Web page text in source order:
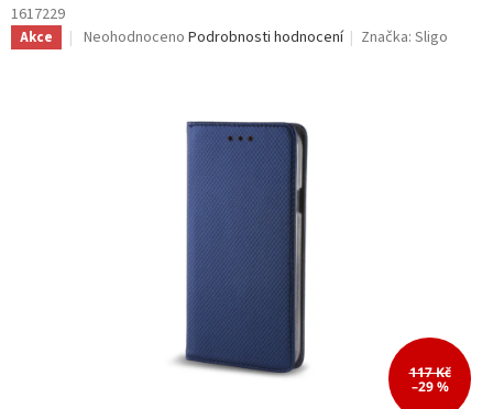
1617229
Akce
Průměrné
Neohodnoceno Podrobnosti hodnocení Značka:Sligo
117 Kč
–29 %